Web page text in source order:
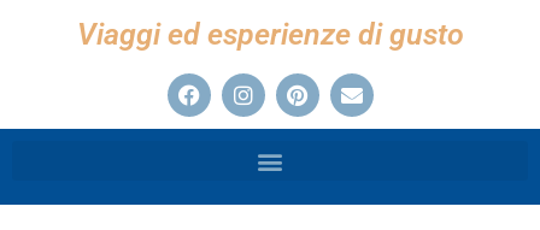
Viaggi ed esperienze di gusto